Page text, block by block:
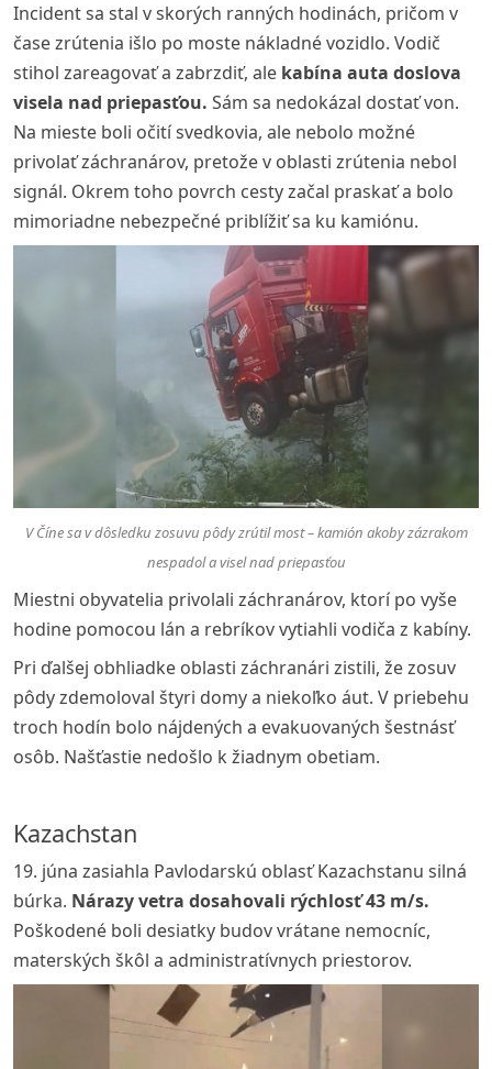
Incident sa stal v skorých ranných hodinách, pričom v
čase zrútenia išlo po moste nákladné vozidlo. Vodič
stihol zareagovať a zabrzdiť, ale kabína auta doslova
visela nad priepasťou. Sám sa nedokázal dostať von.
Na mieste boli očití svedkovia, ale nebolo možné
privolať záchranárov, pretože v oblasti zrútenia nebol
signál. Okrem toho povrch cesty začal praskať a bolo
mimoriadne nebezpečné priblížiť sa ku kamiónu.
V Číne sa v dôsledku zosuvu pôdy zrútil most – kamión akoby zázrakom
nespadol a visel nad priepasťou
Miestni obyvatelia privolali záchranárov, ktorí po vyše
hodine pomocou lán a rebríkov vytiahli vodiča z kabíny.
Pri ďalšej obhliadke oblasti záchranári zistili, že zosuv
pôdy zdemoloval štyri domy a niekoľko áut. V priebehu
troch hodín bolo nájdených a evakuovaných šestnásť
osôb. Našťastie nedošlo k žiadnym obetiam.
Kazachstan
19. júna zasiahla Pavlodarskú oblasť Kazachstanu silná
búrka. Nárazy vetra dosahovali rýchlosť 43 m/s.
Poškodené boli desiatky budov vrátane nemocníc,
materských škôl a administratívnych priestorov.